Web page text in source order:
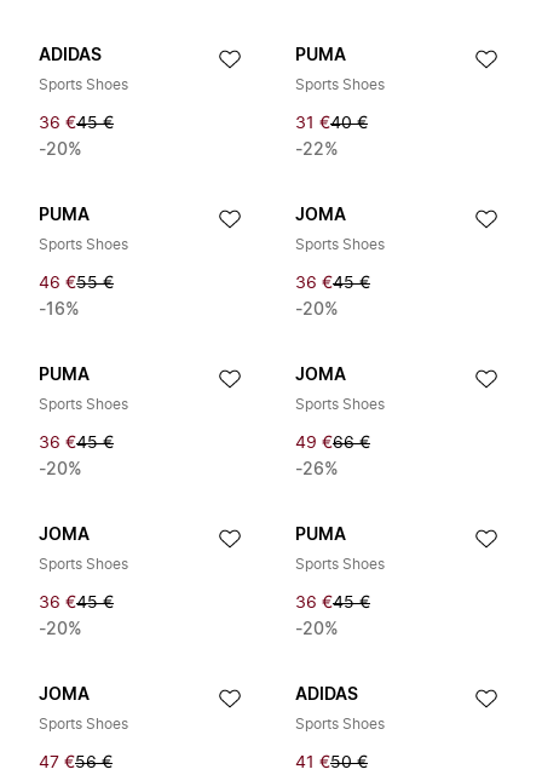
ADIDAS
Sports Shoes
36 €45 €
-20%
PUMA
Sports Shoes
31 €40 €
-22%
PUMA
Sports Shoes
46 €55 €
-16%
JOMA
Sports Shoes
36 €45 €
-20%
PUMA
Sports Shoes
36 €45 €
-20%
JOMA
Sports Shoes
49 €66 €
-26%
JOMA
Sports Shoes
36 €45 €
-20%
PUMA
Sports Shoes
36 €45 €
-20%
JOMA
Sports Shoes
47 €56 €
ADIDAS
Sports Shoes
41 €50 €